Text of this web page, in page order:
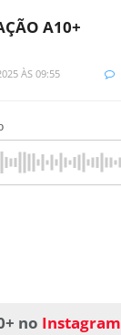
A10+
ÀS 09:55
no Instagram